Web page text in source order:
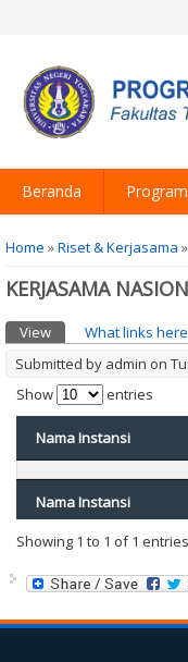
Beranda
You are here
Home »Riset & Kerjasama »
KERJASAMA
Primary tabs
View (active tab)
What links here
Submitted by admin on
Show
entries
Nama Instansi
Nama Instansi
Showing 1 to 1 of 1 entries